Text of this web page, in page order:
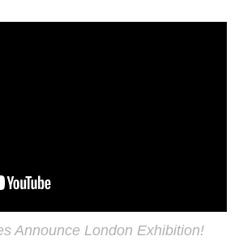
Announce London Exhibition!